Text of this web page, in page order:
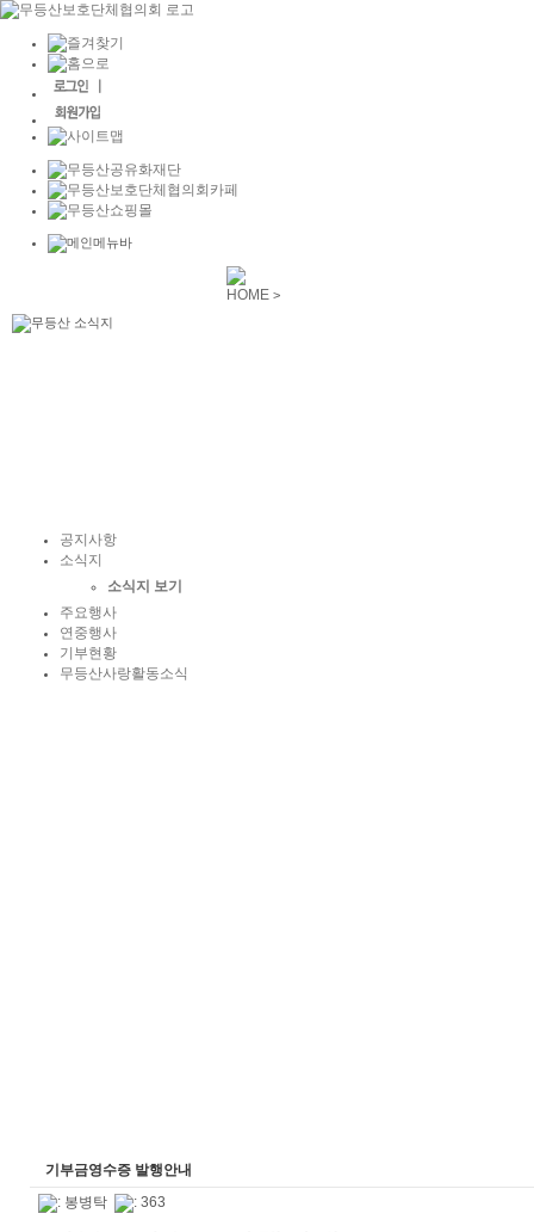
공지사항
소식지
소식지 보기
주요행사
연중행사
기부현황
무등산사랑활동소식
HOME >
기부금영수증 발행안내
: 봉병탁 : 363